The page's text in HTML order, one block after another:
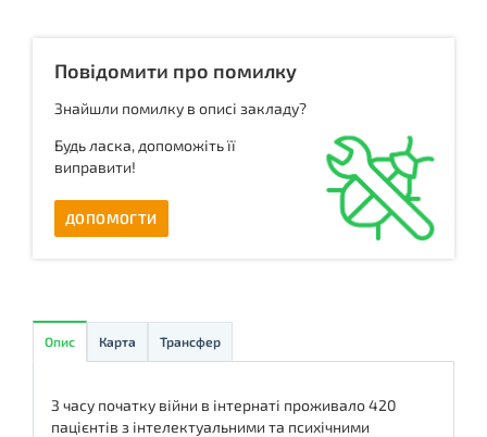
Повідомити про помилку
Знайшли помилку в описі закладу?
Будь ласка, допоможіть її
виправити!
ДОПОМОГТИ
Опис Карта Трансфер
З часу початку війни в інтернаті проживало 420
пацієнтів з інтелектуальними та психічними